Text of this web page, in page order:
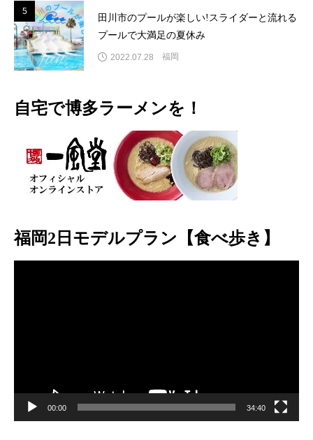
5
田川市のプールが楽しい!スライダーと流れる
プールで大満足の夏休み
2022.07.28 福岡
自宅で博多ラーメンを！
福岡2日モデルプラン【食べ歩き】
00:00 34:40